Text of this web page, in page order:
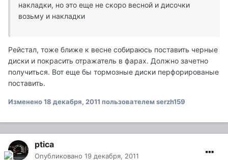
накладки, но это еще не скоро весной и дисочки
возьму и накладки
Рейстал, тоже ближе к весне собираюсь поставить черные
диски и покрасить отражатель в фарах. Должно зачетно
получиться. Вот еще бы тормозные диски перфорированые
поставить.
Изменено18 декабря, 2011 пользователем serzh159
ptica
Опубликовано 19 декабря, 2011